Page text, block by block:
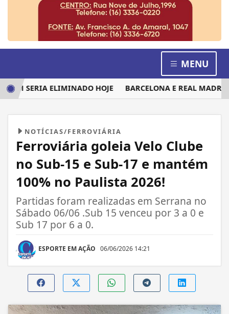
MENU
SERIA ELIMINADO HOJE BARCELONA E REAL MADRID
NOTÍCIAS/FERROVIÁRIA
Ferroviária goleia Velo Clube
no Sub-15 e Sub-17 e mantém
100% no Paulista 2026!
Partidas foram realizadas em Serrana no
Sábado 06/06 .Sub 15 venceu por 3 a 0 e
Sub 17 por 6 a 0.
ESPORTE EM AÇÃO 06/06/2026 14:21